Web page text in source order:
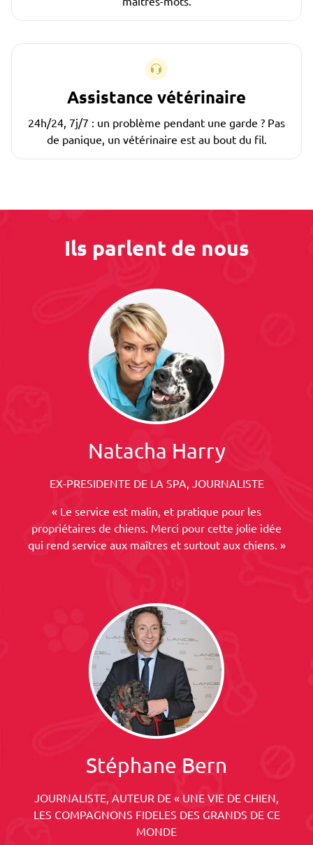
Assistance vétérinaire
24h/24, 7j/7 : un problème pendant une garde ? Pas
de panique, un vétérinaire est au bout du fil.
Ils parlent de nous
Natacha Harry
EX-PRESIDENTE DE LA SPA, JOURNALISTE
« Le service est malin, et pratique pour les
propriétaires de chiens. Merci pour cette jolie idée
qui rend service aux maîtres et surtout aux chiens. »
Stéphane Bern
JOURNALISTE, AUTEUR DE « UNE VIE DE CHIEN,
LES COMPAGNONS FIDELES DES GRANDS DE CE
MONDE